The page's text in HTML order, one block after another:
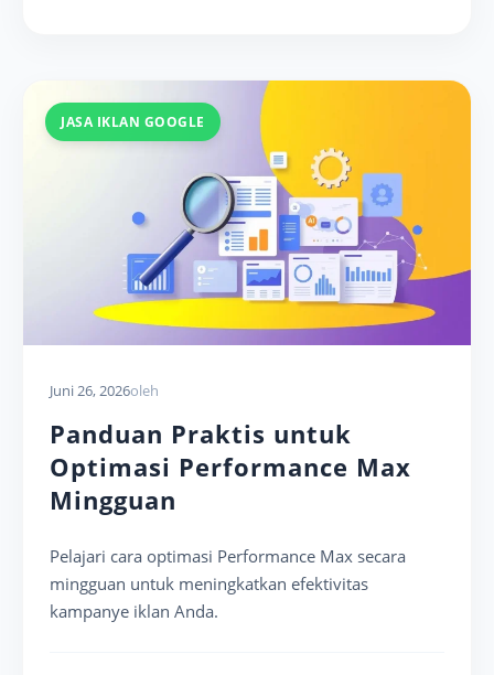
JASA IKLAN GOOGLE
Juni 26, 2026oleh
Panduan Praktis untuk
Optimasi Performance Max
Mingguan
Pelajari cara optimasi Performance Max secara
mingguan untuk meningkatkan efektivitas
kampanye iklan Anda.